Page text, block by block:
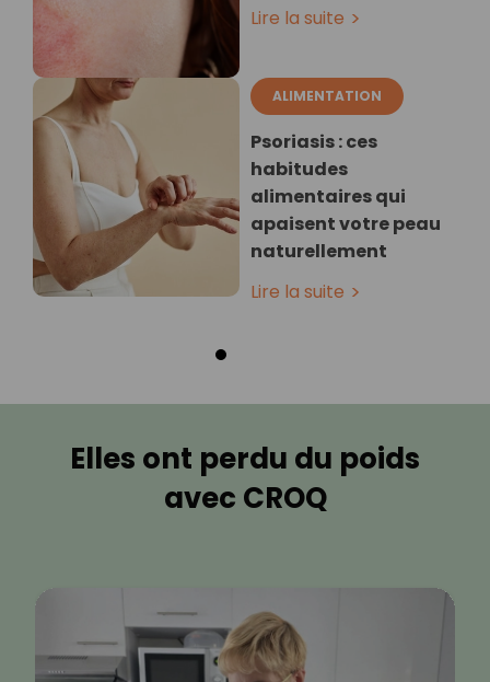
Lire la suite
ALIMENTATION
Psoriasis : ces
habitudes
alimentaires qui
apaisent votre peau
naturellement
Lire la suite
Elles ont perdu du poids
avec CROQ